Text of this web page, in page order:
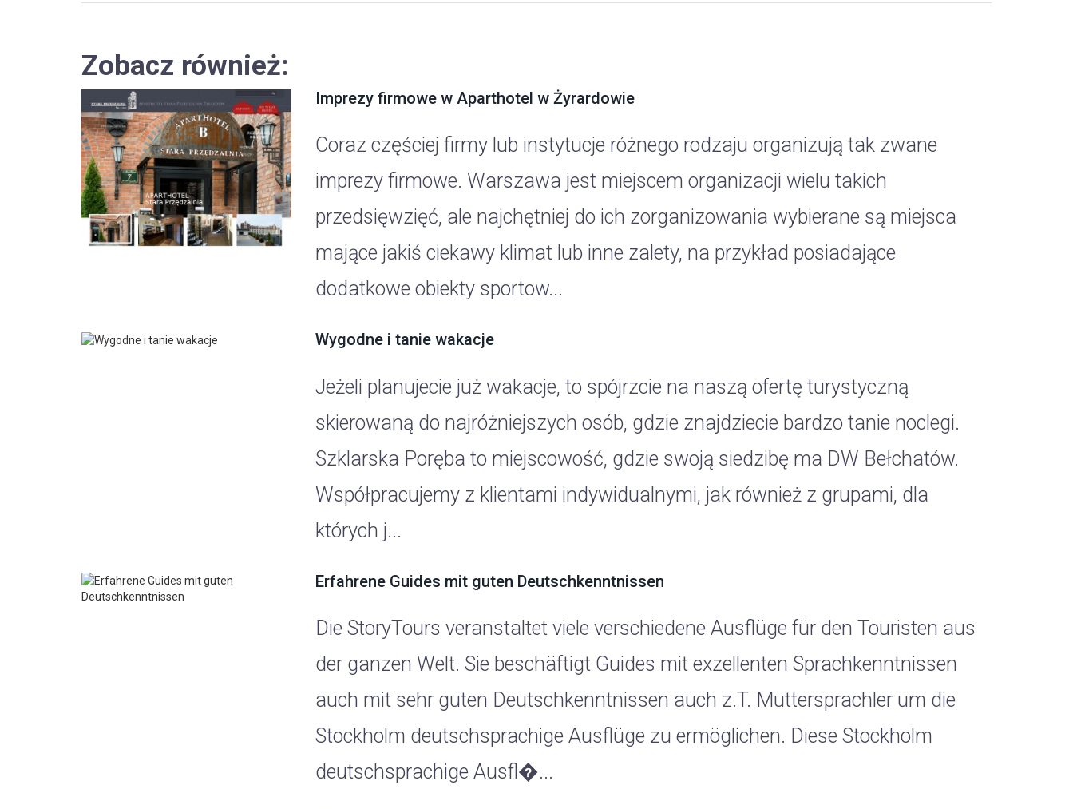
Zobacz również:
Imprezy firmowe w Aparthotel w Żyrardowie
Coraz częściej firmy lub instytucje różnego rodzaju organizują tak zwane
imprezy firmowe. Warszawa jest miejscem organizacji wielu takich
przedsięwzięć, ale najchętniej do ich zorganizowania wybierane są miejsca
mające jakiś ciekawy klimat lub inne zalety, na przykład posiadające
dodatkowe obiekty sportow...
Wygodne i tanie wakacje
Jeżeli planujecie już wakacje, to spójrzcie na naszą ofertę turystyczną
skierowaną do najróżniejszych osób, gdzie znajdziecie bardzo tanie noclegi.
Szklarska Poręba to miejscowość, gdzie swoją siedzibę ma DW Bełchatów.
Współpracujemy z klientami indywidualnymi, jak również z grupami, dla
których j...
Erfahrene Guides mit guten Deutschkenntnissen
Die StoryTours veranstaltet viele verschiedene Ausflüge für den Touristen aus
der ganzen Welt. Sie beschäftigt Guides mit exzellenten Sprachkenntnissen
auch mit sehr guten Deutschkenntnissen auch z.T. Muttersprachler um die
Stockholm deutschsprachige Ausflüge zu ermöglichen. Diese Stockholm
deutschsprachige Ausfl�...